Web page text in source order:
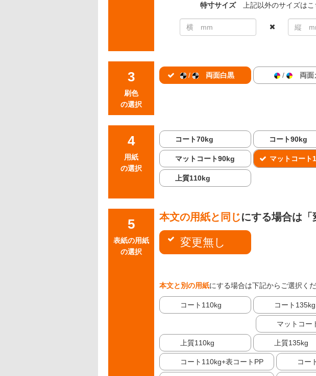
特寸サイズ上記以外のサイズはこ
刷色
の選択
/ 両面白黒 / 両面
用紙
の選択
コート70kg コート90kg
マットコート90kg マットコート
上質110kg
表紙の用紙
の選択
本文の用紙と同じにする場合は「
変更無し
本文と別の用紙にする場合は下記からご選択く
コート110kg コート135kg
マットコー
上質110kg 上質135kg
コート110kg+表コートPP コー